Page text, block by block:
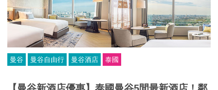
曼谷 曼谷自由行 曼谷酒店 泰國